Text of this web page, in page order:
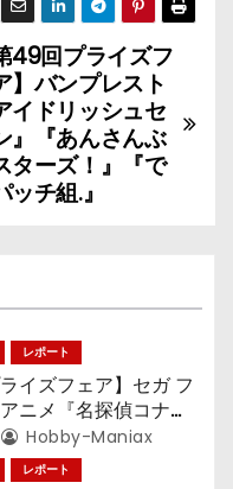
49回プライズフ
】バンプレスト
イドリッシュセ
』『あんさんぶ
ターズ！』『で
ッチ組.』
レポート
イズフェア】セガ フ
ニメ『名探偵コナ
『呪術廻戦』『〈物
』「初音ミク」
Hobby-Maniax
レポート